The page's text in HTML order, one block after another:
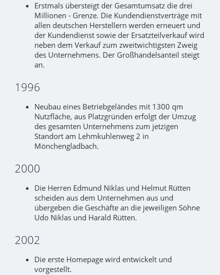
Erstmals übersteigt der Gesamtumsatz die drei
Millionen - Grenze. Die Kundendienstverträge mit
allen deutschen Herstellern werden erneuert und
der Kundendienst sowie der Ersatzteilverkauf wird
neben dem Verkauf zum zweitwichtigsten Zweig
des Unternehmens. Der Großhandelsanteil steigt
an.
1996
Neubau eines Betriebgeländes mit 1300 qm
Nutzfläche, aus Platzgründen erfolgt der Umzug
des gesamten Unternehmens zum jetzigen
Standort am Lehmkuhlenweg 2 in
Mönchengladbach.
2000
Die Herren Edmund Niklas und Helmut Rütten
scheiden aus dem Unternehmen aus und
übergeben die Geschäfte an die jeweiligen Söhne
Udo Niklas und Harald Rütten.
2002
Die erste Homepage wird entwickelt und
vorgestellt.